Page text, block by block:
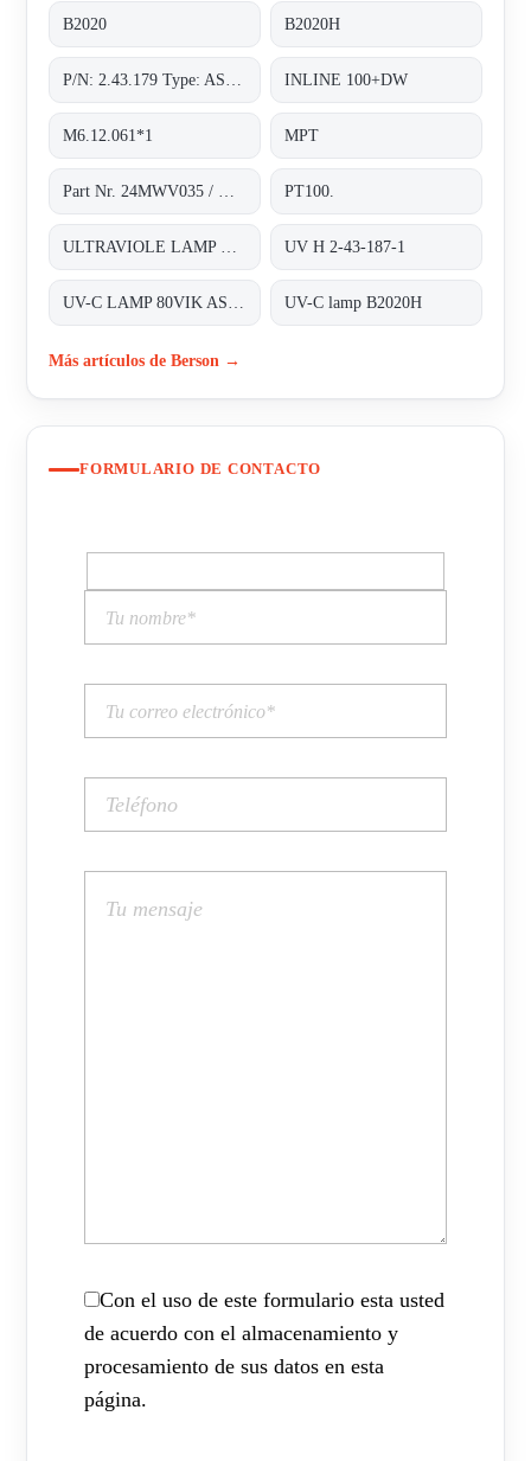
B2020 B2020H
INLINE 100+DW
M6.12.061*1 MPT
PT100.
UV H 2-43-187-1
UV-C lamp B2020H
Más artículos de Berson →
FORMULARIO DE CONTACTO
Con el uso de este formulario esta usted
de acuerdo con el almacenamiento y
procesamiento de sus datos en esta
página.